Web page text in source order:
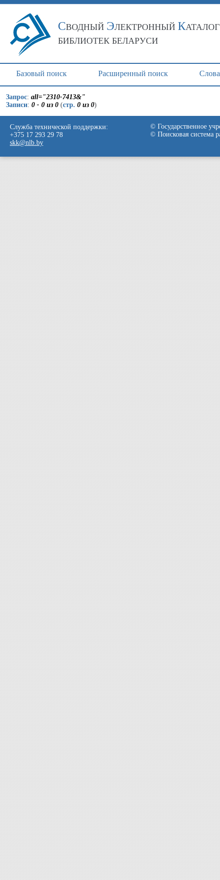
СВОДНЫЙ ЭЛЕКТРОННЫЙ КАТАЛОГ
БИБЛИОТЕК БЕЛАРУСИ
Базовый поиск Расширенный поиск
Запрос: all="2310-7413&"
Записи: 0 - 0 из 0 (стр. 0 из 0)
Служба технической поддержки:
+375 17 293 29 78
skk@nlb.by
© Государственное
© Поисковая система